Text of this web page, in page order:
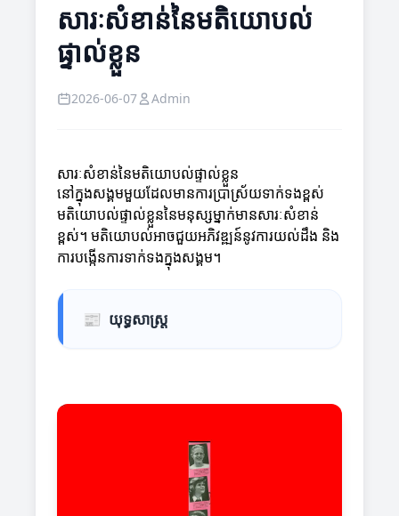
សារៈសំខាន់នៃមតិយោបល់
ផ្ទាល់ខ្លួន
2026-06-07 Admin
សារៈសំខាន់នៃមតិយោបល់ផ្ទាល់ខ្លួន
នៅក្នុងសង្គមមួយដែលមានការប្រាស្រ័យទាក់ទងខ្ពស់
មតិយោបល់ផ្ទាល់ខ្លួននៃមនុស្សម្នាក់មានសារៈសំខាន់
ខ្ពស់។ មតិយោបល់អាចជួយអភិវឌ្ឍន៍នូវការយល់ដឹង និង
ការបង្កើនការទាក់ទងក្នុងសង្គម។
📰 យុទ្ធសាស្ត្រ